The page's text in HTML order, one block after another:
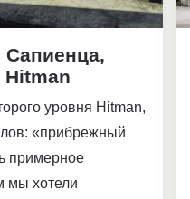
Сапиенца,
уровня Hitman,
«прибрежный
примерное
мы хотели